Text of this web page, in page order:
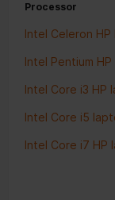
Processor
Intel Celeron
Intel Pentium
Intel Core i3 HP
Intel Core i5
Intel Core i7 HP